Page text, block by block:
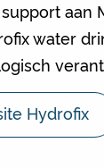
aan
water
Hydrofix